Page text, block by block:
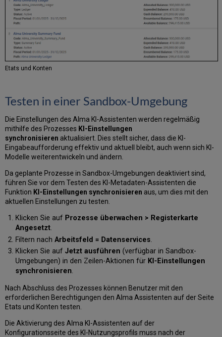
Etats und Konten
Testen in einer Sandbox-Umgebung
Die Einstellungen des Alma KI-Assistenten werden regelmäßig
mithilfe des Prozesses KI-Einstellungen
synchronisieren aktualisiert. Dies stellt sicher, dass die KI-
Eingabeaufforderung effektiv und aktuell bleibt, auch wenn sich KI-
Modelle weiterentwickeln und ändern.
Da geplante Prozesse in Sandbox-Umgebungen deaktiviert sind,
führen Sie vor dem Testen des KI-Metadaten-Assistenten die
Funktion KI-Einstellungen synchronisieren aus, um dies mit den
aktuellen Einstellungen zu testen.
Klicken Sie auf Prozesse überwachen > Registerkarte
Angesetzt.
Filtern nach Arbeitsfeld = Datenservices.
Klicken Sie auf Jetzt ausführen (verfügbar in Sandbox-
Umgebungen) in den Zeilen-Aktionen für KI-Einstellungen
synchronisieren.
Nach Abschluss des Prozesses können Benutzer mit den
erforderlichen Berechtigungen den Alma Assistenten auf der Seite
Etats und Konten testen.
Die Aktivierung des Alma KI-Assistenten auf der
Konfigurationsseite des KI-Nutzungsprofils muss nach der